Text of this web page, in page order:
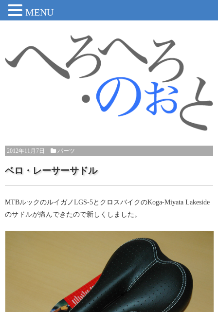
2012年11月7日 パーツ
ベロ・レーサーサドル
MTBルックのルイガノLGS-5とクロスバイクのKoga-Miyata Lakeside
のサドルが痛んできたので新しくしました。
MENU